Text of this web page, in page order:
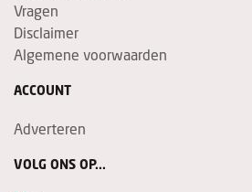
Vragen
Disclaimer
Algemene voorwaarden
ACCOUNT
Adverteren
VOLG ONS OP...